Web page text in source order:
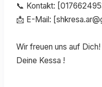
📞 Kontakt:
📩 E-Mail:
Wir freuen uns auf Dich!
Deine Kessa !